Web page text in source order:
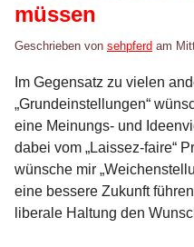
müssen
Geschrieben von sehpferd am
Im Gegensatz zu vielen
„Grundeinstellungen“
eine Meinungs- und
dabei vom „Laissez-faire“
wünsche mir
eine bessere Zukunft
liberale Haltung den